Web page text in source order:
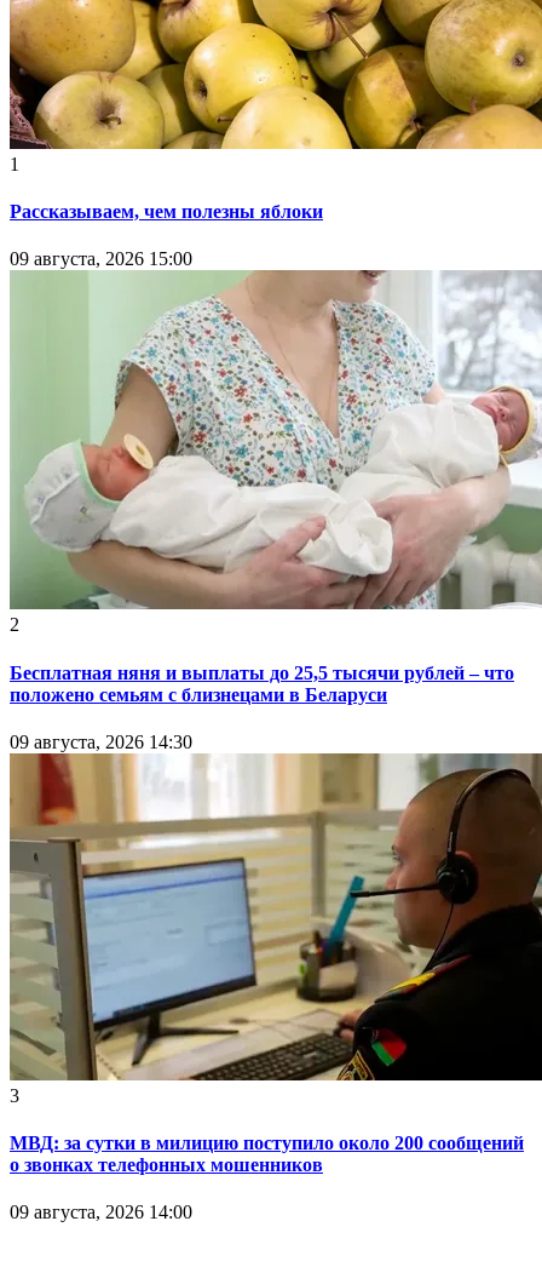
1
Рассказываем, чем полезны яблоки
09 августа, 2026 15:00
2
Бесплатная няня и выплаты до 25,5 тысячи рублей – что
положено семьям с близнецами в Беларуси
09 августа, 2026 14:30
3
МВД: за сутки в милицию поступило около 200 сообщений
о звонках телефонных мошенников
09 августа, 2026 14:00